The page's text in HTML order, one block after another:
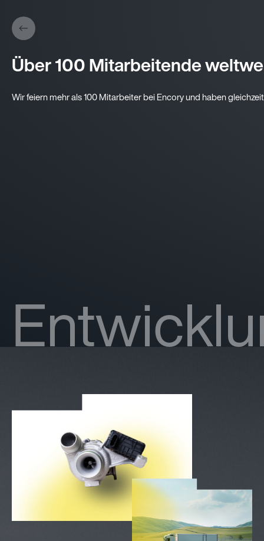
Über 100 Mitarbeitende
Wir feiern mehr als 100 Mitarbeiter bei Encory und haben